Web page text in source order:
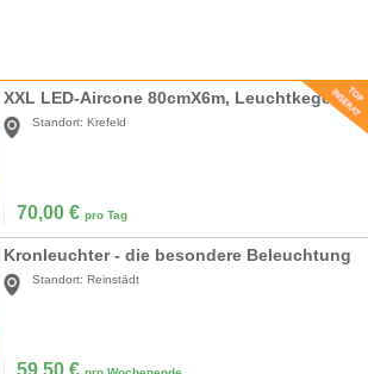
XXL LED-Aircone 80cmX6m, Leuchtkegel, Aircones, Lichtkegel, Lichtobjekt
Standort: Krefeld
70,00 € pro Tag
Kronleuchter - die besondere Beleuchtung
Standort: Reinstädt